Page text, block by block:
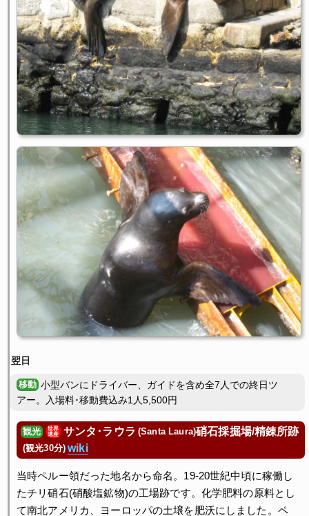
小型バンにドライバー、ガイドを含め全7人での終日ツ
アー。入場料･移動費込み1人5,500円
観光
世界
遺産
サンタ･ラウラ (Santa Laura)硝石採掘場/精錬所跡
(観光30分) wiki
当時ペルー領だった地名から命名。19-20世紀中頃に稼働し
たチリ硝石(硝酸塩鉱物)の工場跡です。化学肥料の原料とし
て南北アメリカ、ヨーロッパの土壌を肥沃にしました。ペ